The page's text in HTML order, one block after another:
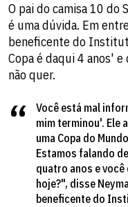
O pai do camisa 10 do
é uma dúvida. Em
beneficente do
Copa é daqui 4 anos'
não quer.
Você está mal
mim terminou'. Ele
uma Copa do
Estamos falando
quatro anos e você
hoje?", disse
beneficente do